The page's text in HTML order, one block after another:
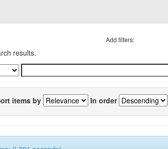
Add filters:
results.
items by In order